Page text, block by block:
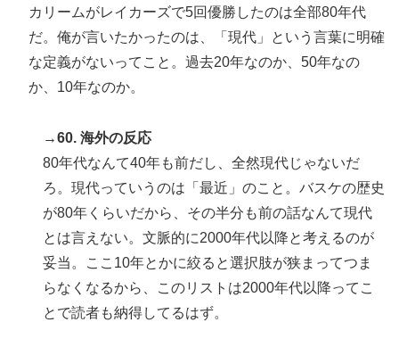
カリームがレイカーズで5回優勝したのは全部80年代
だ。俺が言いたかったのは、「現代」という言葉に明確
な定義がないってこと。過去20年なのか、50年なの
か、10年なのか。
→60. 海外の反応
80年代なんて40年も前だし、全然現代じゃないだ
ろ。現代っていうのは「最近」のこと。バスケの歴史
が80年くらいだから、その半分も前の話なんて現代
とは言えない。文脈的に2000年代以降と考えるのが
妥当。ここ10年とかに絞ると選択肢が狭まってつま
らなくなるから、このリストは2000年代以降ってこ
とで読者も納得してるはず。